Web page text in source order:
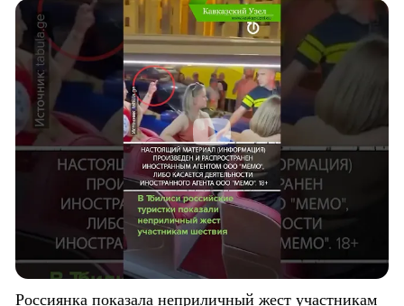
Россиянка показала неприличный жест участникам